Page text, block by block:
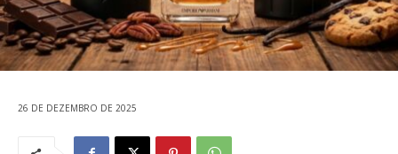
26 DE DEZEMBRO DE 2025